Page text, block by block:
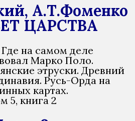
А.Т.Фоменко
ЦАРСТВА
на самом деле
Марко Поло.
этруски. Древний
Русь-Орда на
картах.
5, книга 2